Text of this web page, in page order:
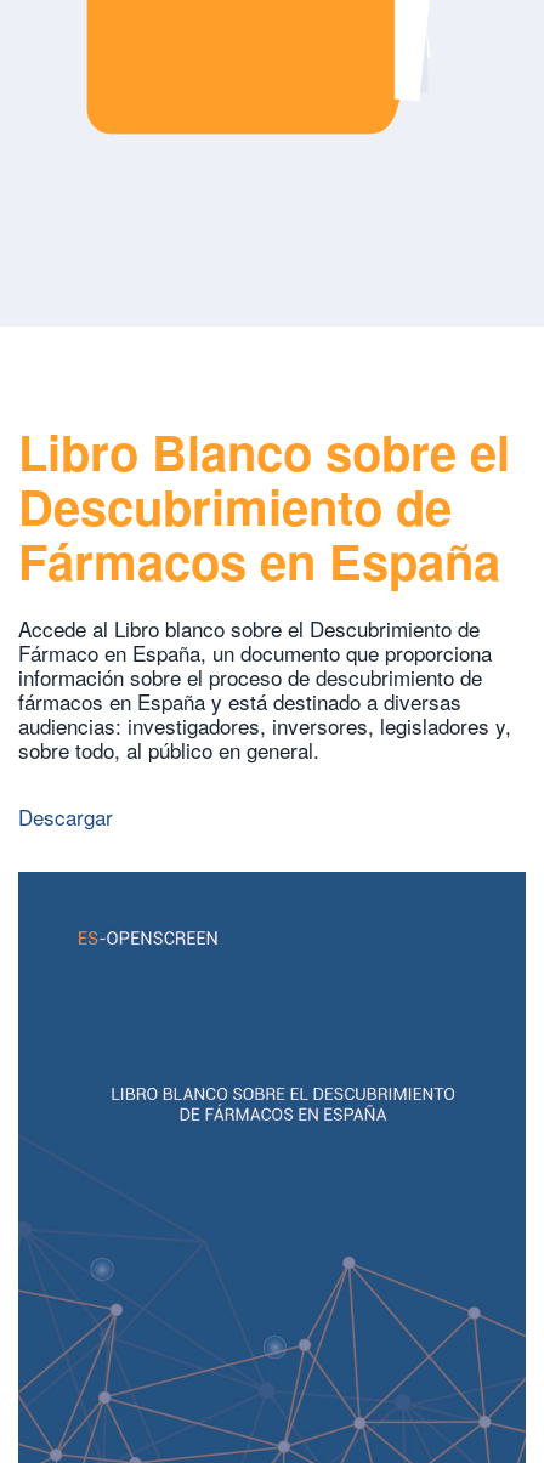
Libro Blanco sobre el
Descubrimiento de
Fármacos en España
Accede al Libro blanco sobre el Descubrimiento de
Fármaco en España, un documento que proporciona
información sobre el proceso de descubrimiento de
fármacos en España y está destinado a diversas
audiencias: investigadores, inversores, legisladores y,
sobre todo, al público en general.
Descargar